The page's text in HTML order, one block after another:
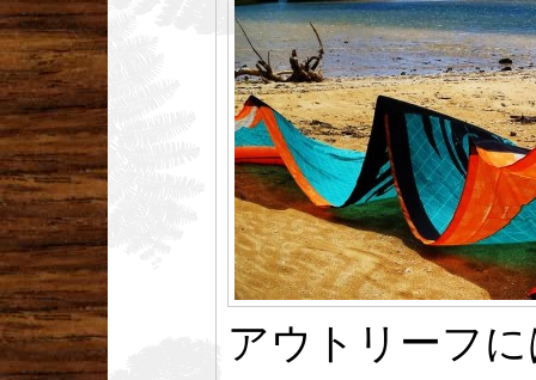
アウトリーフ